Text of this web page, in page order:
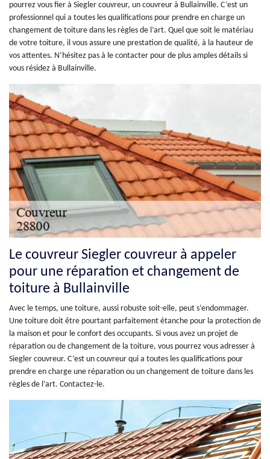
pourrez vous fier à Siegler couvreur, un couvreur à Bullainville. C’est un
professionnel qui a toutes les qualifications pour prendre en charge un
changement de toiture dans les règles de l’art. Quel que soit le matériau
de votre toiture, il vous assure une prestation de qualité, à la hauteur de
vos attentes. N’hésitez pas à le contacter pour de plus amples détails si
vous résidez à Bullainville.
Le couvreur Siegler couvreur à appeler
pour une réparation et changement de
toiture à Bullainville
Avec le temps, une toiture, aussi robuste soit-elle, peut s’endommager.
Une toiture doit être pourtant parfaitement étanche pour la protection de
la maison et pour le confort des occupants. Si vous avez un projet de
réparation ou de changement de la toiture, vous pourrez vous adresser à
Siegler couvreur. C’est un couvreur qui a toutes les qualifications pour
prendre en charge une réparation ou un changement de toiture dans les
règles de l’art. Contactez-le.